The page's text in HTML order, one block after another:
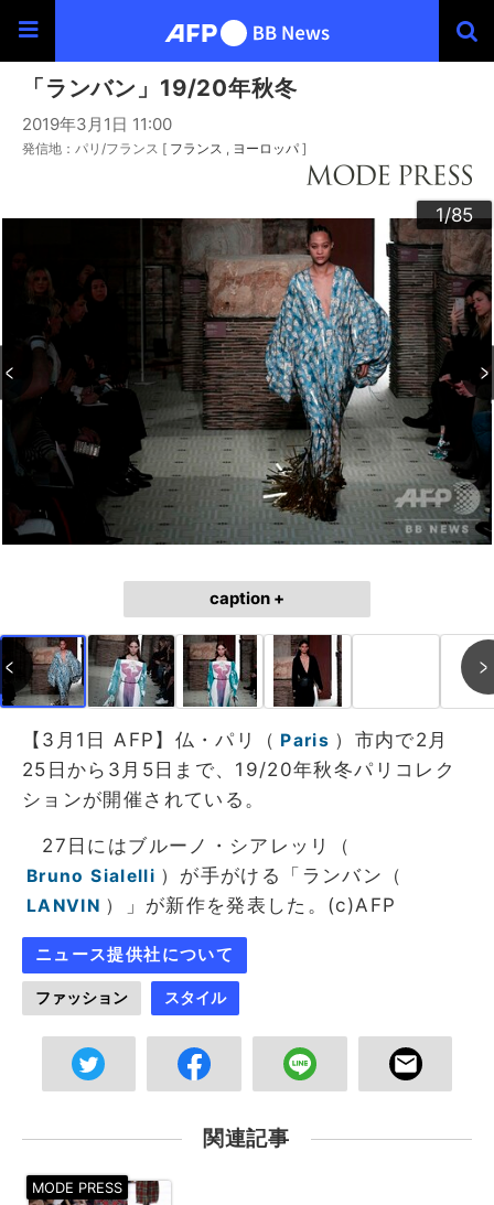
「ランバン」19/20年秋冬
2019年3月1日 11:00
発信地：パリ/フランス [ フランス ヨーロッパ ]
1/85
2/85
3/85
4/85
5/85
6/85
7/85
8/85
9/85
10/85
11/85
12/85
13/85
14/85
15/85
16/85
17/85
18/85
19/85
20/85
21/85
22/85
23/85
24/85
25/85
26/85
27/85
28/85
29/85
30/85
31/85
32/85
33/85
34/85
35/85
36/85
37/85
38/85
39/85
40/85
41/85
42/85
43/85
44/85
45/85
46/85
47/85
48/85
49/85
50/85
51/85
52/85
53/85
54/85
55/85
56/85
57/85
58/85
59/85
60/85
61/85
62/85
63/85
64/85
65/85
66/85
67/85
68/85
69/85
70/85
71/85
72/85
73/85
74/85
75/85
76/85
77/85
78/85
79/85
80/85
81/85
82/85
83/85
84/85
85/85
caption +
【3月1日 AFP】仏・パリ（ Paris ）市内で2月
25日から3月5日まで、19/20年秋冬パリコレク
ションが開催されている。
27日にはブルーノ・シアレッリ（
Bruno Sialelli ）が手がける「ランバン（
LANVIN ）」が新作を発表した。(c)AFP
ニュース提供社について
ファッション スタイル
関連記事